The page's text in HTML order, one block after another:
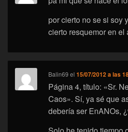
por cierto no se si soy
cierto resquemor en
Balin69 el15/07/2012 a las
Página 4, título: «Sr.
Caos». Sí, ya sé que
debería ser EnANOs,